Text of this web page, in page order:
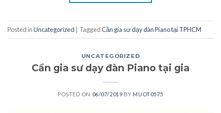
Posted inUncategorized | TaggedCần gia sư dạy đàn Piano tại TPHCM
UNCATEGORIZED
Cần gia sư dạy đàn Piano tại gia
POSTED ON 06/07/2019 BY MUOT0575